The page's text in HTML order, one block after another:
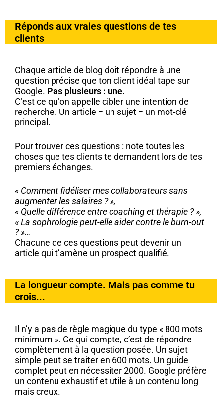
Réponds aux vraies questions de tes
clients
Chaque article de blog doit répondre à une
question précise que ton client idéal tape sur
Google. Pas plusieurs : une.
C’est ce qu’on appelle cibler une intention de
recherche. Un article = un sujet = un mot-clé
principal.
Pour trouver ces questions : note toutes les
choses que tes clients te demandent lors de tes
premiers échanges.
« Comment fidéliser mes collaborateurs sans
augmenter les salaires ? »,
« Quelle différence entre coaching et thérapie ? »,
« La sophrologie peut-elle aider contre le burn-out
? »…
Chacune de ces questions peut devenir un
article qui t’amène un prospect qualifié.
La longueur compte. Mais pas comme tu
crois...
Il n’y a pas de règle magique du type « 800 mots
minimum ». Ce qui compte, c’est de répondre
complètement à la question posée. Un sujet
simple peut se traiter en 600 mots. Un guide
complet peut en nécessiter 2000. Google préfère
un contenu exhaustif et utile à un contenu long
mais creux.